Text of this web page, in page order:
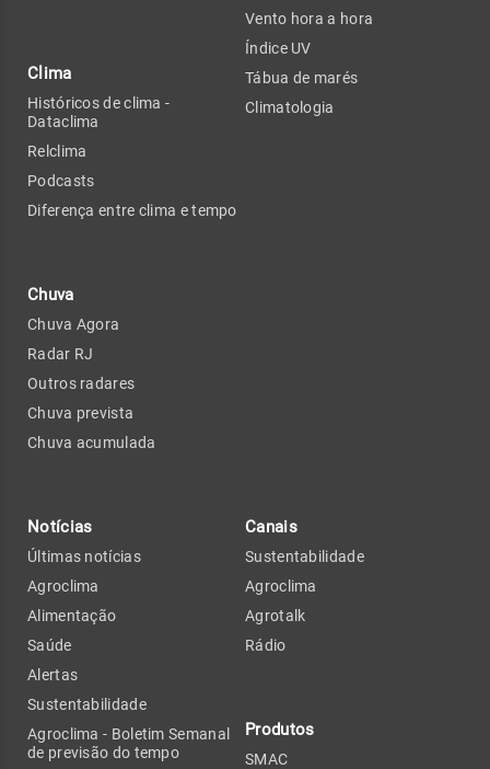
Clima
Históricos de clima -
Dataclima
Relclima
Podcasts
Diferença entre clima e tempo
Chuva
Chuva Agora
Radar RJ
Outros radares
Chuva prevista
Chuva acumulada
Vento hora a hora
Índice UV
Tábua de marés
Climatologia
Notícias
Últimas notícias
Agroclima
Alimentação
Saúde
Alertas
Sustentabilidade
Agroclima - Boletim Semanal
de previsão do tempo
Canais
Sustentabilidade
Agroclima
Agrotalk
Rádio
Produtos
SMAC